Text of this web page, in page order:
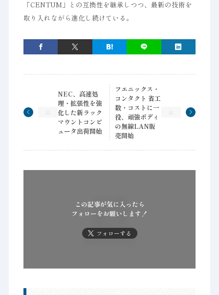
「CENTUM」との互換性を継承しつつ、最新の技術を
取り入れながら進化し続けている。
NEC、高速処
理・拡張性を強
化した新ラック
マウントコンピ
ュータ出荷開始
フエニックス・
コンタクト 省工
数・コストに一
役、頑強ボディ
の無線LAN販
売開始
この記事が気に入ったら
フォローをお願いします！
フォローする